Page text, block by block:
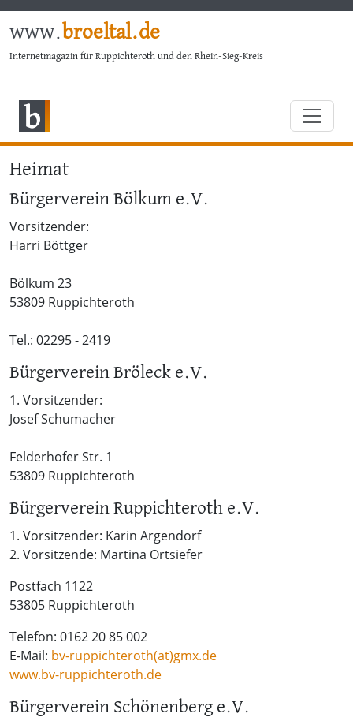
www.broeltal.de
Internetmagazin für Ruppichteroth und den Rhein-Sieg-Kreis
Heimat
Bürgerverein Bölkum e.V.
Vorsitzender:
Harri Böttger
Bölkum 23
53809 Ruppichteroth
Tel.: 02295 - 2419
Bürgerverein Bröleck e.V.
1. Vorsitzender:
Josef Schumacher
Felderhofer Str. 1
53809 Ruppichteroth
Bürgerverein Ruppichteroth e.V.
1. Vorsitzender: Karin Argendorf
2. Vorsitzende: Martina Ortsiefer
Postfach 1122
53805 Ruppichteroth
Telefon: 0162 20 85 002
E-Mail: bv-ruppichteroth(at)gmx.de
www.bv-ruppichteroth.de
Bürgerverein Schönenberg e.V.